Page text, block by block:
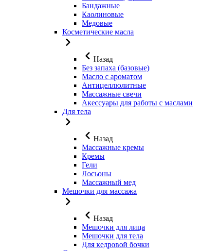
Бандажные
Каолиновые
Медовые
Косметические масла
Назад
Без запаха (базовые)
Масло с ароматом
Антицеллюлитные
Массажные свечи
Акессуары для работы с маслами
Для тела
Назад
Массажные кремы
Кремы
Гели
Лосьоны
Массажный мед
Мешочки для массажа
Назад
Мешочки для лица
Мешочки для тела
Для кедровой бочки